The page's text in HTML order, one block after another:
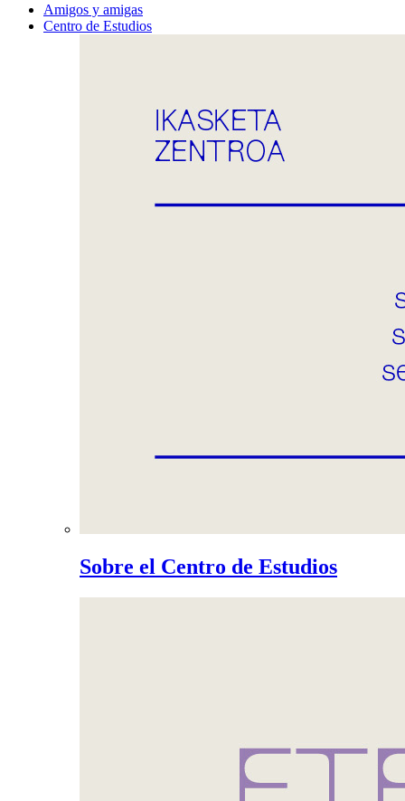
Amigos y amigas
Centro de Estudios
Sobre el Centro de Estudios